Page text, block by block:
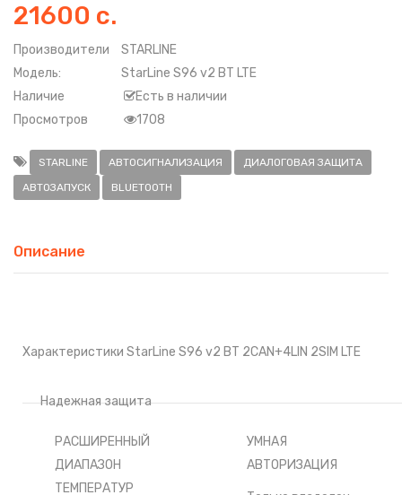
21600 с.
Производители
STARLINE
Модель:
StarLine S96 v2 BT LTE
Наличие
Есть в наличии
Просмотров
1708
STARLINE АВТОСИГНАЛИЗАЦИЯ
ДИАЛОГОВАЯ ЗАЩИТА
АВТОЗАПУСК
BLUETOOTH
Описание
Характеристики StarLine S96 v2 BT 2CAN+4LIN 2SIM LTE
Надежная защита
РАСШИРЕННЫЙ
ДИАПАЗОН
ТЕМПЕРАТУР
УМНАЯ
АВТОРИЗАЦИЯ